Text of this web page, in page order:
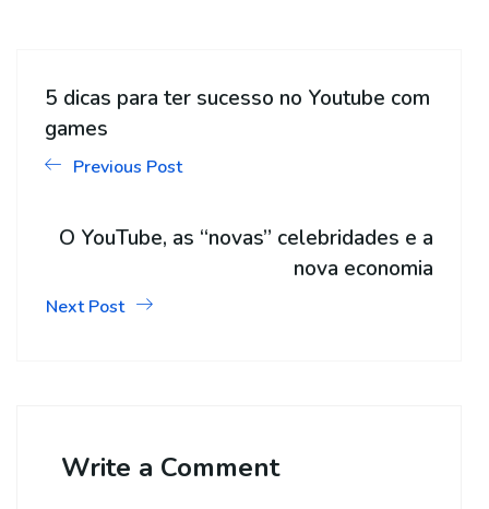
5 dicas para ter sucesso no Youtube com
games
Previous Post
O YouTube, as “novas” celebridades e a
nova economia
Next Post
Write a Comment